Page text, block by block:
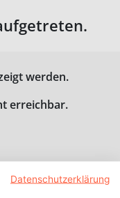
werden.
erreichbar.
Datenschutzerklärung